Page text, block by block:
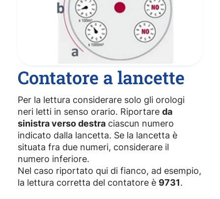
Contatore a lancette
Per la lettura considerare solo gli orologi
neri letti in senso orario. Riportare da
sinistra verso destra ciascun numero
indicato dalla lancetta. Se la lancetta è
situata fra due numeri, considerare il
numero inferiore.
Nel caso riportato qui di fianco, ad esempio,
la lettura corretta del contatore è 9731.